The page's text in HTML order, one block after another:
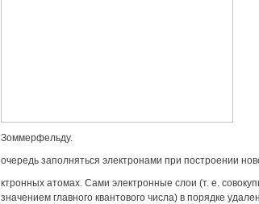
Зоммерфельду.
очередь заполняться электронами при построении
ктронных атомах. Сами электронные слои (т. е.
значением главного квантового числа) в порядке